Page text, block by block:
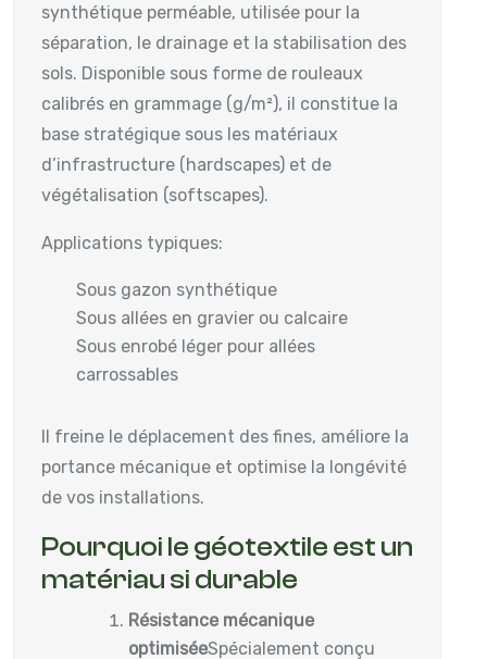
synthétique perméable, utilisée pour la
séparation, le drainage et la stabilisation des
sols. Disponible sous forme de rouleaux
calibrés en grammage (g/m²), il constitue la
base stratégique sous les matériaux
d’infrastructure (hardscapes) et de
végétalisation (softscapes).
Applications typiques:
Sous gazon synthétique
Sous allées en gravier ou calcaire
Sous enrobé léger pour allées
carrossables
Il freine le déplacement des fines, améliore la
portance mécanique et optimise la longévité
de vos installations.
Pourquoi le géotextile est un
matériau si durable
Résistance mécanique
optimiséeSpécialement conçu